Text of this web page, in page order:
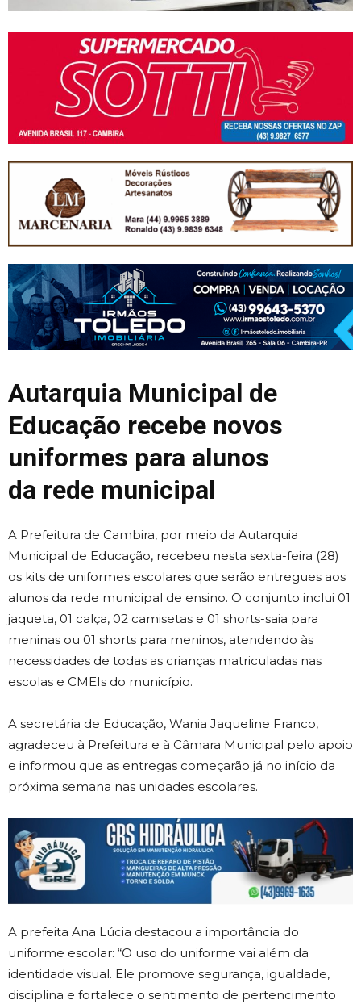
Autarquia Municipal de
Educação recebe novos
uniformes para alunos
da rede municipal
A Prefeitura de Cambira, por meio da Autarquia
Municipal de Educação, recebeu nesta sexta-feira (28)
os kits de uniformes escolares que serão entregues aos
alunos da rede municipal de ensino. O conjunto inclui 01
jaqueta, 01 calça, 02 camisetas e 01 shorts-saia para
meninas ou 01 shorts para meninos, atendendo às
necessidades de todas as crianças matriculadas nas
escolas e CMEIs do município.
A secretária de Educação, Wania Jaqueline Franco,
agradeceu à Prefeitura e à Câmara Municipal pelo apoio
e informou que as entregas começarão já no início da
próxima semana nas unidades escolares.
A prefeita Ana Lúcia destacou a importância do
uniforme escolar: “O uso do uniforme vai além da
identidade visual. Ele promove segurança, igualdade,
disciplina e fortalece o sentimento de pertencimento